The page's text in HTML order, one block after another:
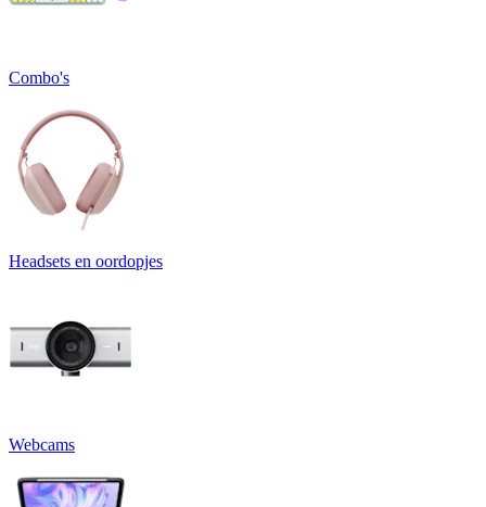
Combo's
Headsets en oordopjes
Webcams